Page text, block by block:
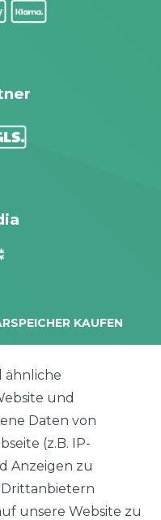
KAUFEN
Batteriespeicher
Batteriespeicher
Speicher
Speicher
ähnliche
und
Daten von
(z.B. IP-
Anzeigen zu
Drittanbietern
unsere Website zu